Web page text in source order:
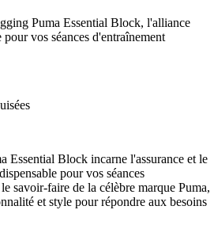
Puma Essential Block, l'alliance
vos séances d'entraînement
Essential Block incarne l'assurance et le
pour vos séances
savoir-faire de la célèbre marque Puma,
et style pour répondre aux besoins